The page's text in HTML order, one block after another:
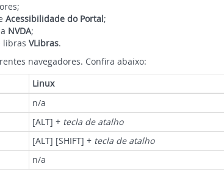
Acessibilidade do Portal;
NVDA;
libras VLibras.
navegadores. Confira abaixo:
Linux
n/a
[ALT] + tecla de atalho
[ALT] [SHIFT] + tecla de atalho
n/a